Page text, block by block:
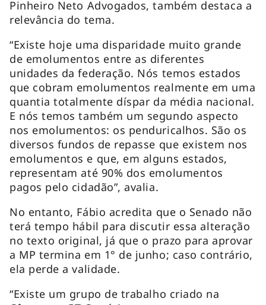
Pinheiro Neto Advogados, também destaca a
relevância do tema.
“Existe hoje uma disparidade muito grande
de emolumentos entre as diferentes
unidades da federação. Nós temos estados
que cobram emolumentos realmente em uma
quantia totalmente díspar da média nacional.
E nós temos também um segundo aspecto
nos emolumentos: os penduricalhos. São os
diversos fundos de repasse que existem nos
emolumentos e que, em alguns estados,
representam até 90% dos emolumentos
pagos pelo cidadão”, avalia.
No entanto, Fábio acredita que o Senado não
terá tempo hábil para discutir essa alteração
no texto original, já que o prazo para aprovar
a MP termina em 1° de junho; caso contrário,
ela perde a validade.
“Existe um grupo de trabalho criado na